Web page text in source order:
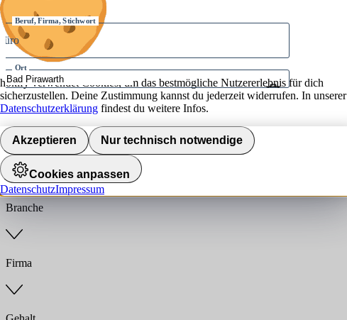
Beruf, Firma, Stichwort
Ort
Umkreis
Jobs finden
Anstellungsart
Branche
Firma
hokify verwendet Cookies, um das bestmögliche Nutzererlebnis für dich
sicherzustellen. Deine Zustimmung kannst du jederzeit widerrufen. In unserer
Datenschutzerklärung findest du weitere Infos.
Akzeptieren Nur technisch notwendige
Cookies anpassen
DatenschutzImpressum